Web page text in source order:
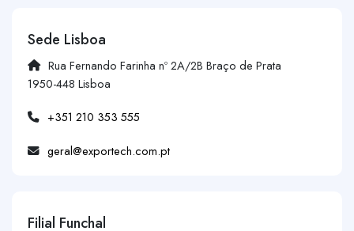
Sede Lisboa
Rua Fernando Farinha nº 2A/2B Braço de Prata
1950-448 Lisboa
+351 210 353 555
geral@exportech.com.pt
Filial Funchal